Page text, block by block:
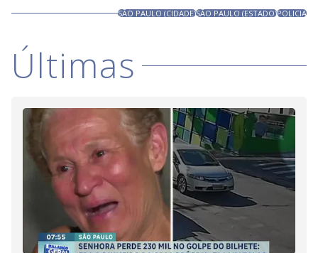
SÃO PAULO (CIDADE)SÃO PAULO (ESTADO)POLICIA
Últimas